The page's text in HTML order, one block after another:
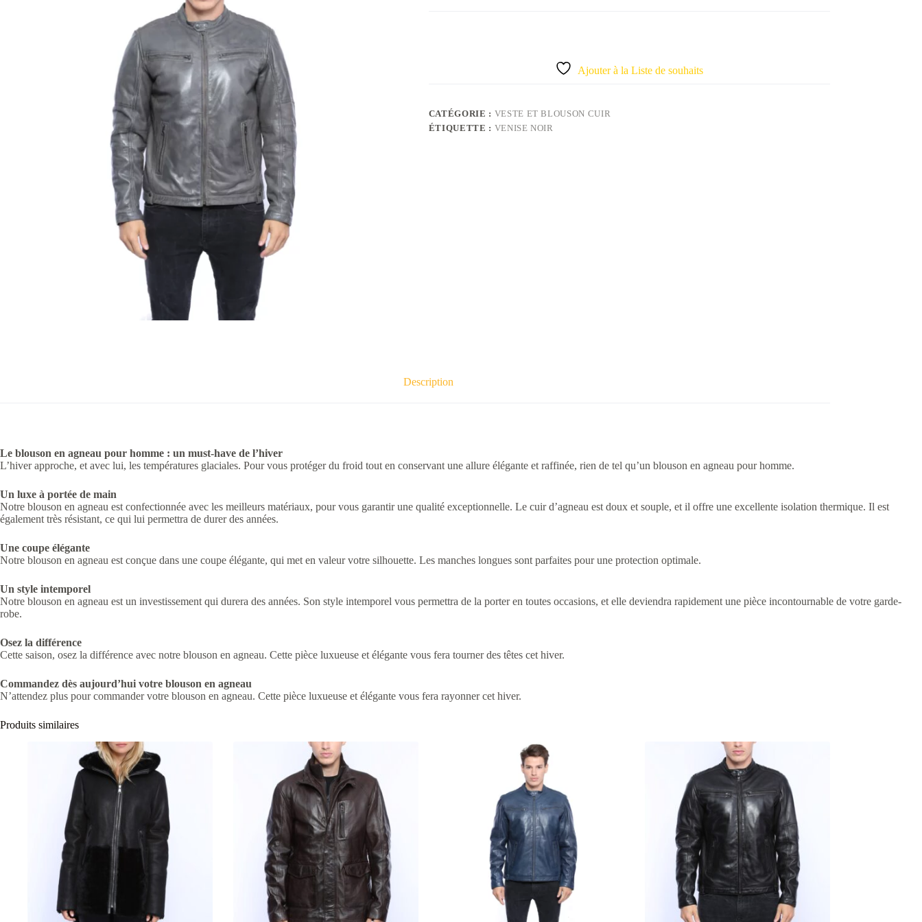
Ajouter à la Liste de souhaits
CATÉGORIE : VESTE ET BLOUSON CUIR
ÉTIQUETTE : VENISE NOIR
Description
Le blouson en agneau pour homme : un must-have de l’hiver
L’hiver approche, et avec lui, les températures glaciales. Pour vous protéger du froid tout en conservant une allure élégante et raffinée, rien de tel qu’un blouson en agneau pour homme.
Un luxe à portée de main
Notre blouson en agneau est confectionnée avec les meilleurs matériaux, pour vous garantir une qualité exceptionnelle. Le cuir d’agneau est doux et souple, et il offre une excellente isolation thermique. Il est
également très résistant, ce qui lui permettra de durer des années.
Une coupe élégante
Notre blouson en agneau est conçue dans une coupe élégante, qui met en valeur votre silhouette. Les manches longues sont parfaites pour une protection optimale.
Un style intemporel
Notre blouson en agneau est un investissement qui durera des années. Son style intemporel vous permettra de la porter en toutes occasions, et elle deviendra rapidement une pièce incontournable de votre garde-
robe.
Osez la différence
Cette saison, osez la différence avec notre blouson en agneau. Cette pièce luxueuse et élégante vous fera tourner des têtes cet hiver.
Commandez dès aujourd’hui votre blouson en agneau
N’attendez plus pour commander votre blouson en agneau. Cette pièce luxueuse et élégante vous fera rayonner cet hiver.
Produits similaires